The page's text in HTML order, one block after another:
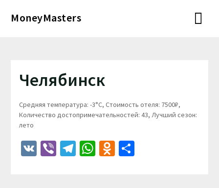
MoneyMasters
Челябинск
Средняя температура: -3°C, Стоимость отеля: 7500₽,
Количество достопримечательностей: 43, Лучший сезон:
лето
VKViberTelegram
WhatsApp
Odnoklassniki
Отправить